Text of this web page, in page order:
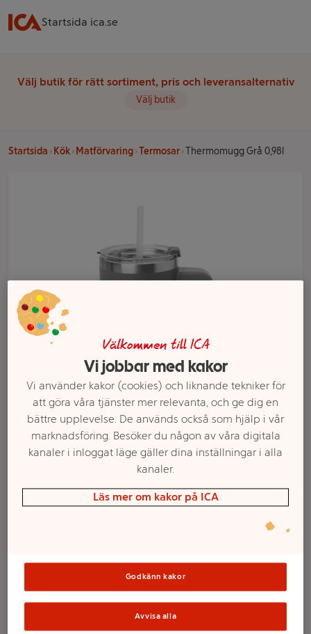
Startsida ica.se
Välj butik för rätt sortiment, pris och leveransalternativ
Välj butik
Startsida Kök Matförvaring Termosar Thermomugg Grå 0,98l
Thermomugg Grå
0,98l
Sortimentet kan variera mellan butikerna
Välkommen till ICA
Vi jobbar med kakor
Vi använder kakor (cookies) och liknande tekniker för
att göra våra tjänster mer relevanta, och ge dig en
bättre upplevelse. De används också som hjälp i vår
marknadsföring. Besöker du någon av våra digitala
kanaler i inloggat läge gäller dina inställningar i alla
kanaler.
Läs mer om kakor på ICA
Godkänn kakor
Avvisa alla